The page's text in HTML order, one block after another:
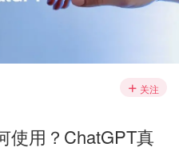
关注
使用？ChatGPT真